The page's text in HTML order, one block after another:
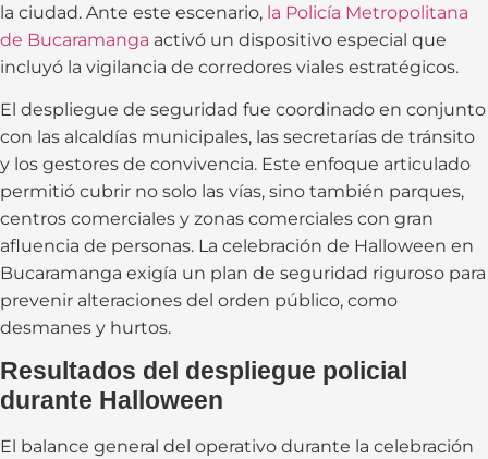
la ciudad. Ante este escenario, la Policía Metropolitana
de Bucaramanga activó un dispositivo especial que
incluyó la vigilancia de corredores viales estratégicos.
El despliegue de seguridad fue coordinado en conjunto
con las alcaldías municipales, las secretarías de tránsito
y los gestores de convivencia. Este enfoque articulado
permitió cubrir no solo las vías, sino también parques,
centros comerciales y zonas comerciales con gran
afluencia de personas. La celebración de Halloween en
Bucaramanga exigía un plan de seguridad riguroso para
prevenir alteraciones del orden público, como
desmanes y hurtos.
Resultados del despliegue policial
durante Halloween
El balance general del operativo durante la celebración